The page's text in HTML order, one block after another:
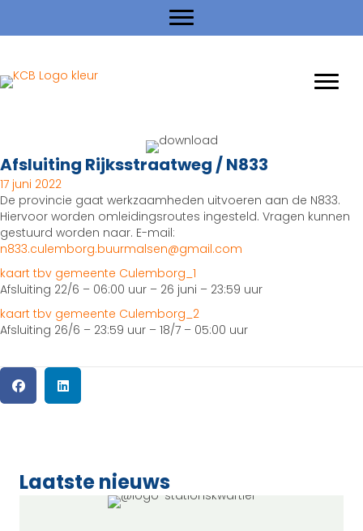
Afsluiting Rijksstraatweg / N833
17 juni 2022
De provincie gaat werkzaamheden uitvoeren aan de N833.
Hiervoor worden omleidingsroutes ingesteld. Vragen kunnen
gestuurd worden naar. E-mail:
n833.culemborg.buurmalsen@gmail.com
kaart tbv gemeente Culemborg_1
Afsluiting 22/6 – 06:00 uur – 26 juni – 23:59 uur
kaart tbv gemeente Culemborg_2
Afsluiting 26/6 – 23:59 uur – 18/7 – 05:00 uur
Laatste nieuws